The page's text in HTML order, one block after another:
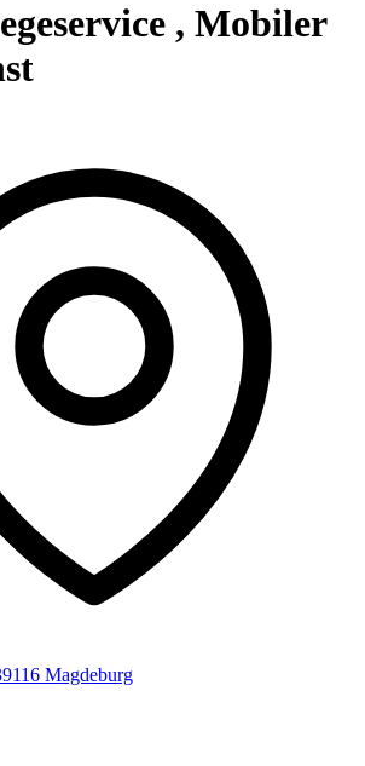
, Mobiler
Magdeburg